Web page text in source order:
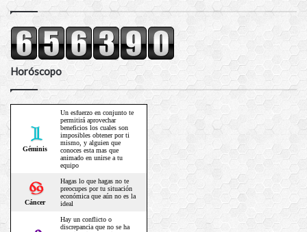
Horóscopo